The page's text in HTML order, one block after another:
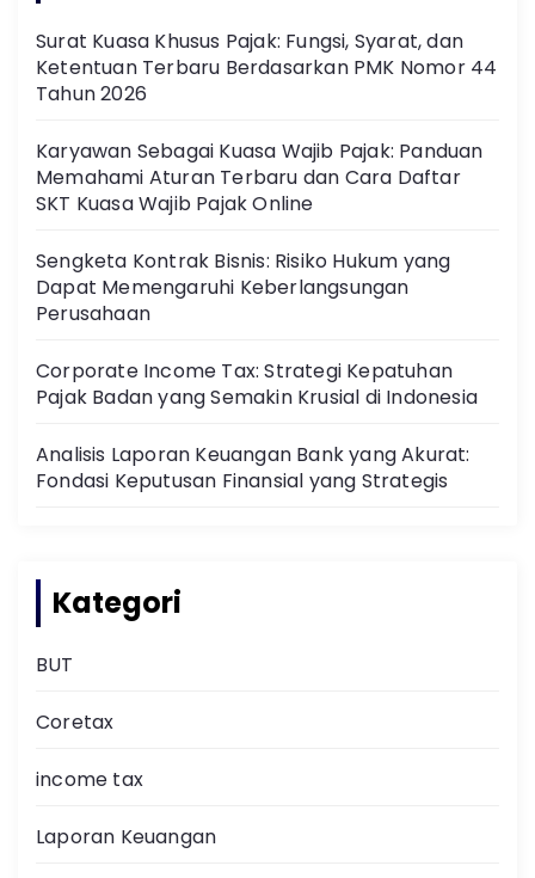
Surat Kuasa Khusus Pajak: Fungsi, Syarat, dan
Ketentuan Terbaru Berdasarkan PMK Nomor 44
Tahun 2026
Karyawan Sebagai Kuasa Wajib Pajak: Panduan
Memahami Aturan Terbaru dan Cara Daftar
SKT Kuasa Wajib Pajak Online
Sengketa Kontrak Bisnis: Risiko Hukum yang
Dapat Memengaruhi Keberlangsungan
Perusahaan
Corporate Income Tax: Strategi Kepatuhan
Pajak Badan yang Semakin Krusial di Indonesia
Analisis Laporan Keuangan Bank yang Akurat:
Fondasi Keputusan Finansial yang Strategis
Kategori
BUT
Coretax
income tax
Laporan Keuangan